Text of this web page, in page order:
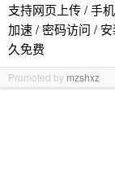
支持网页上传 / 手
加速 / 密码访问 /
久免费
Promoted by mzshxz